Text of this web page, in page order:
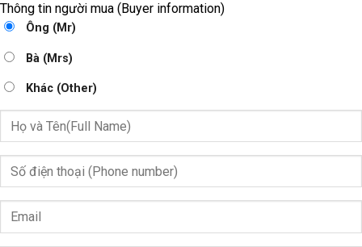
Thông tin người mua (Buyer information)
Ông (Mr)
Bà (Mrs)
Khác (Other)